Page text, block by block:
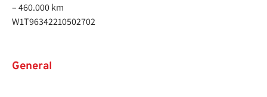
– 460.000 km
W1T96342210502702
General